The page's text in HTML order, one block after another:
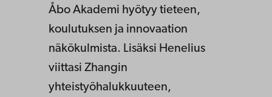
Åbo Akademi hyötyy tieteen,
koulutuksen ja innovaation
näkökulmista. Lisäksi Henelius
viittasi Zhangin
yhteistyöhalukkuuteen,